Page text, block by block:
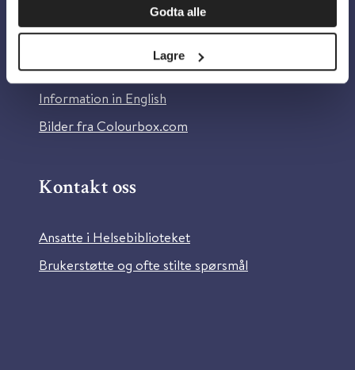
Godta alle
Lagre
Om Helsebiblioteket
Tilgjengelighetserklæring
Information in English
Bilder fra Colourbox.com
Kontakt oss
Ansatte i Helsebiblioteket
Brukerstøtte og ofte stilte spørsmål